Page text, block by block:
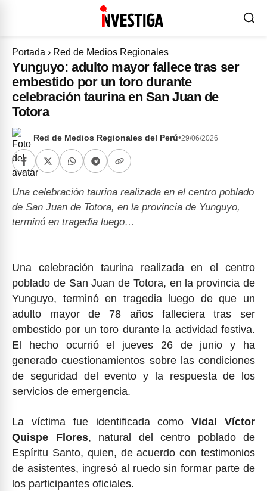
Portada › Red de Medios Regionales
Yunguyo: adulto mayor fallece tras ser
embestido por un toro durante
celebración taurina en San Juan de
Totora
Red de Medios Regionales del Perú•29/06/2026
Una celebración taurina realizada en el centro poblado
de San Juan de Totora, en la provincia de Yunguyo,
terminó en tragedia luego…
Una celebración taurina realizada en el centro
poblado de San Juan de Totora, en la provincia de
Yunguyo, terminó en tragedia luego de que un
adulto mayor de 78 años falleciera tras ser
embestido por un toro durante la actividad festiva.
El hecho ocurrió el jueves 26 de junio y ha
generado cuestionamientos sobre las condiciones
de seguridad del evento y la respuesta de los
servicios de emergencia.
La víctima fue identificada comoVidal Víctor
Quispe Flores, natural del centro poblado de
Espíritu Santo, quien, de acuerdo con testimonios
de asistentes, ingresó al ruedo sin formar parte de
los participantes oficiales.